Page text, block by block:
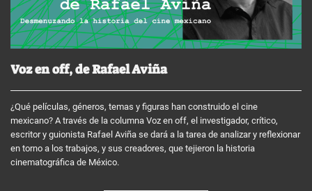
Voz en off, de Rafael Aviña
¿Qué películas, géneros, temas y figuras han construido el cine
mexicano? A través de la columna Voz en off, el investigador, crítico,
escritor y guionista Rafael Aviña se dará a la tarea de analizar y reflexionar
en torno a los trabajos, y sus creadores, que tejieron la historia
cinematográfica de México.